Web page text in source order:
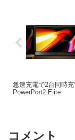
急速充電で2台同時
PowerPort2 Elite
コメント